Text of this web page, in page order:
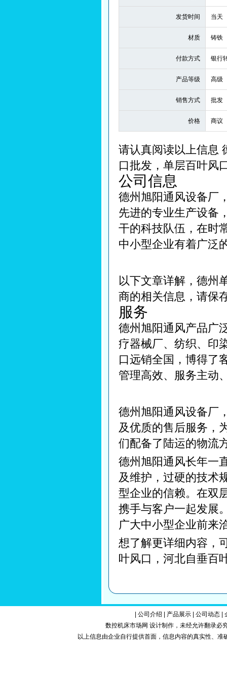
发货时间 当天
材质 铸铁
付款方式 银行
产品等级 高级
销售方式 批发
价格 商议
请认真阅读以上信息
口批发，单层百叶风
公司信息
德州旭阳通风设备厂
先进的专业生产设备
干的科技队伍，在时
中小型企业有着广泛
以下文章详解，德州
商的相关信息，请保
服务
德州旭阳通风产品广
疗器械厂、纺织、印
口远销全国，博得了
管理高效、服务主动
德州旭阳通风设备厂
及优质的售后服务，
们配备了陆运的物流
德州旭阳通风长年一
及维护，过硬的技术
型企业的信赖。在双
携手与客户一起发展
广大中小型企业前来
想了解更详细内容，
叶风口，河北自垂百
公司介绍 产品展示| 公司动态|
数控机床市场网 设计制作，未经允许翻录必
以上信息由企业自行提供首面，信息内容的真实性、